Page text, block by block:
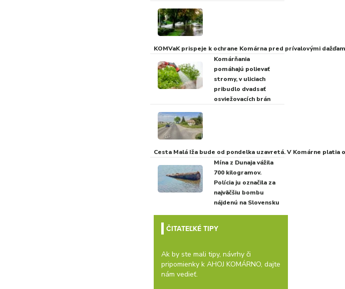
KOMVaK prispeje k ochrane Komárna pred prívalovými
Komárňania
pomáhajú polievať
stromy, v uliciach
pribudlo dvadsať
osviežovacích brán
Cesta Malá Iža bude od pondelka uzavretá. V Komárne platia
Mína z Dunaja vážila
700 kilogramov.
Polícia ju označila za
najväčšiu bombu
nájdenú na Slovensku
ČITATEĽKÉ TIPY
Ak by ste mali tipy, návrhy či
pripomienky k AHOJ KOMÁRNO, dajte
nám vedieť.